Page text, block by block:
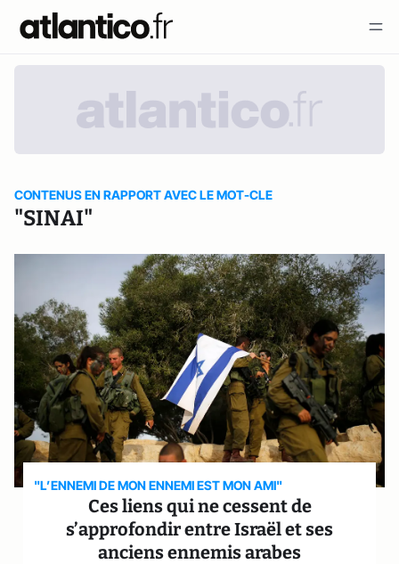
CONTENUS EN RAPPORT AVEC LE MOT-CLE
"SINAI"
"L’ENNEMI DE MON ENNEMI EST MON AMI"
Ces liens qui ne cessent de
s’approfondir entre Israël et ses
anciens ennemis arabes